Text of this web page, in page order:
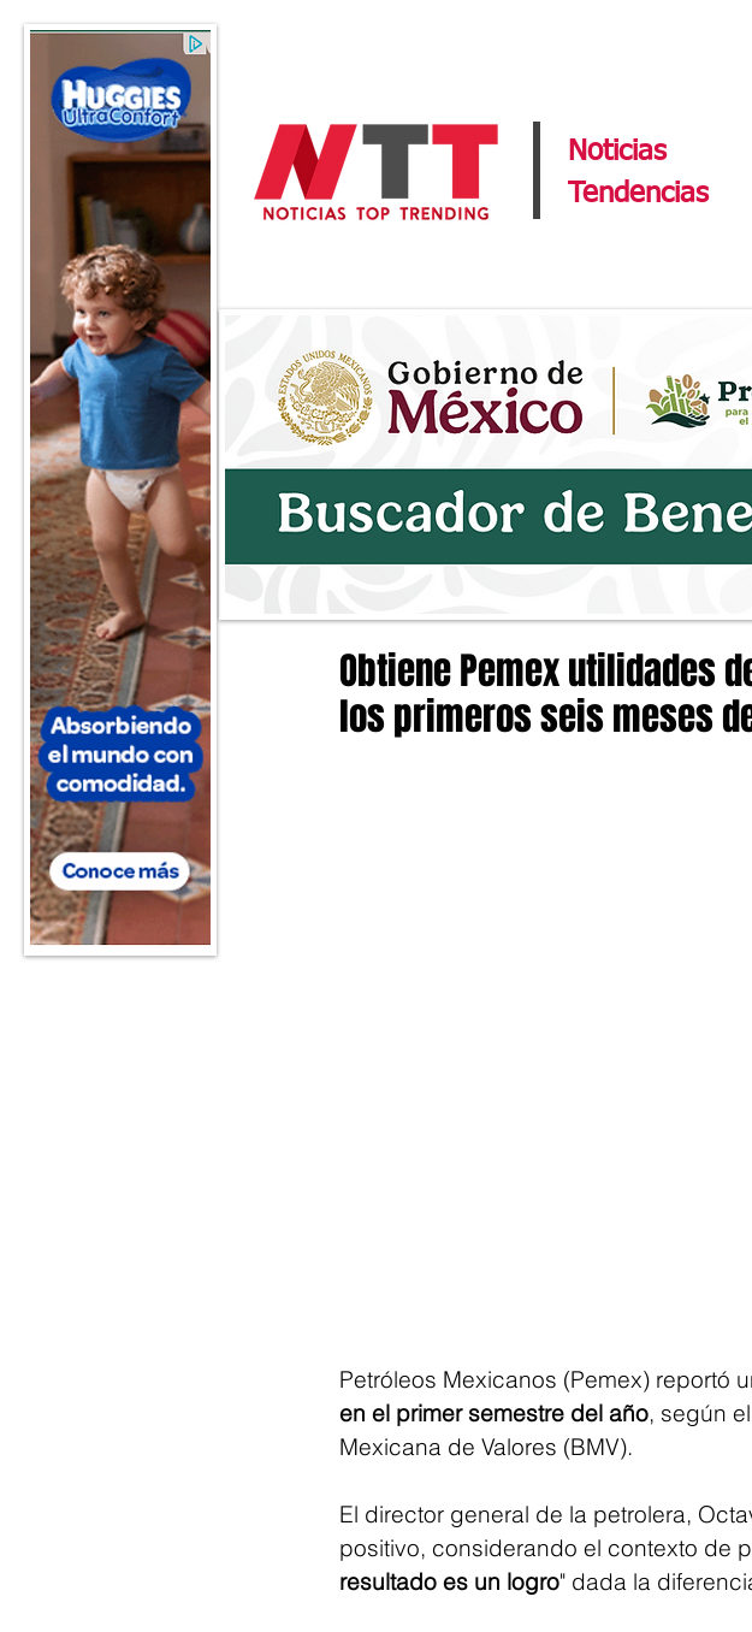
Noticias
Tendencias
Obtiene Pemex utilidades
los primeros seis meses
Petróleos Mexicanos (Pemex) reportó
en el primer semestre del año, según
Mexicana de Valores (BMV).
El director general de la petrolera,
positivo, considerando el contexto de
resultado es un logro" dada la